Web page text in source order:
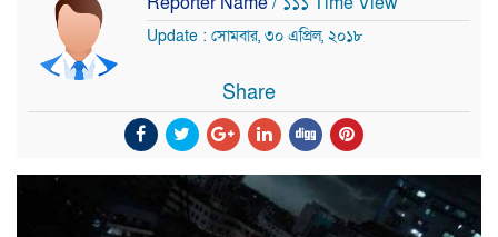
Update : সোমবার, ৩০ এপ্রিল, ২০১৮
Share